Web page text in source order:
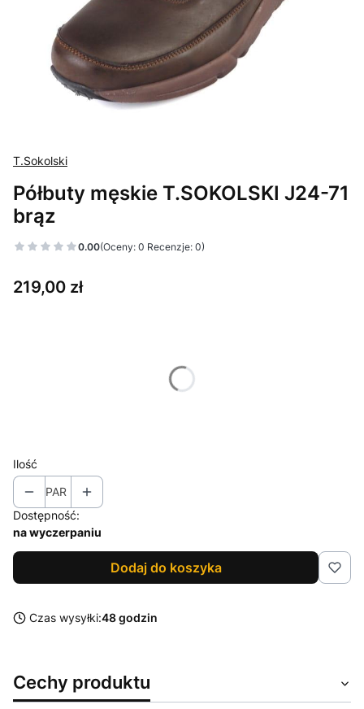
T.Sokolski
Półbuty męskie T.SOKOLSKI J24-71
brąz
0.00(Oceny: 0 Recenzje: 0)
Cena
219,00 zł
Ilość
PAR
Dostępność:
na wyczerpaniu
Dodaj do koszyka
Czas wysyłki:48 godzin
Cechy produktu